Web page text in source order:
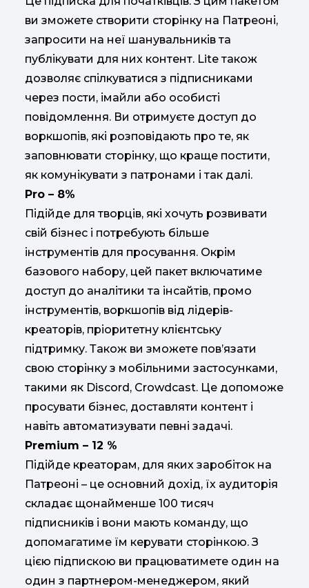
ви зможете створити сторінку на Патреоні,
запросити на неї шанувальників та
публікувати для них контент. Lite також
дозволяє спілкуватися з підписниками
через пости, імайли або особисті
повідомлення. Ви отримуєте доступ до
воркшопів, які розповідають про те, як
заповнювати сторінку, що краще постити,
як комунікувати з патронами і так далі.
Pro – 8%
Підійде для творців, які хочуть розвивати
свій бізнес і потребують більше
інструментів для просування. Окрім
базового набору, цей пакет включатиме
доступ до аналітики та інсайтів, промо
інструментів, воркшопів від лідерів-
креаторів, пріоритетну клієнтську
підтримку. Також ви зможете пов’язати
свою сторінку з мобільними застосунками,
такими як Discord, Crowdcast. Це допоможе
просувати бізнес, доставляти контент і
навіть автоматизувати певні задачі.
Premium – 12 %
Підійде креаторам, для яких заробіток на
Патреоні – це основний дохід, їх аудиторія
складає щонайменше 100 тисяч
підписників і вони мають команду, що
допомагатиме їм керувати сторінкою. З
цією підпискою ви працюватимете один на
один з партнером-менеджером, який